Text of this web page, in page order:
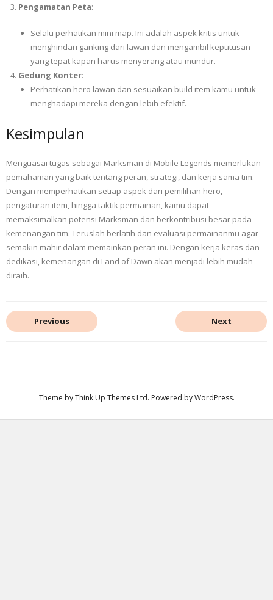
Pengamatan Peta:
Selalu perhatikan mini map. Ini adalah aspek kritis untuk
menghindari ganking dari lawan dan mengambil keputusan
yang tepat kapan harus menyerang atau mundur.
Gedung Konter:
Perhatikan hero lawan dan sesuaikan build item kamu untuk
menghadapi mereka dengan lebih efektif.
Kesimpulan
Menguasai tugas sebagai Marksman di Mobile Legends memerlukan
pemahaman yang baik tentang peran, strategi, dan kerja sama tim.
Dengan memperhatikan setiap aspek dari pemilihan hero,
pengaturan item, hingga taktik permainan, kamu dapat
memaksimalkan potensi Marksman dan berkontribusi besar pada
kemenangan tim. Teruslah berlatih dan evaluasi permainanmu agar
semakin mahir dalam memainkan peran ini. Dengan kerja keras dan
dedikasi, kemenangan di Land of Dawn akan menjadi lebih mudah
diraih.
Previous Next
Theme byThink Up Themes Ltd. Powered byWordPress.